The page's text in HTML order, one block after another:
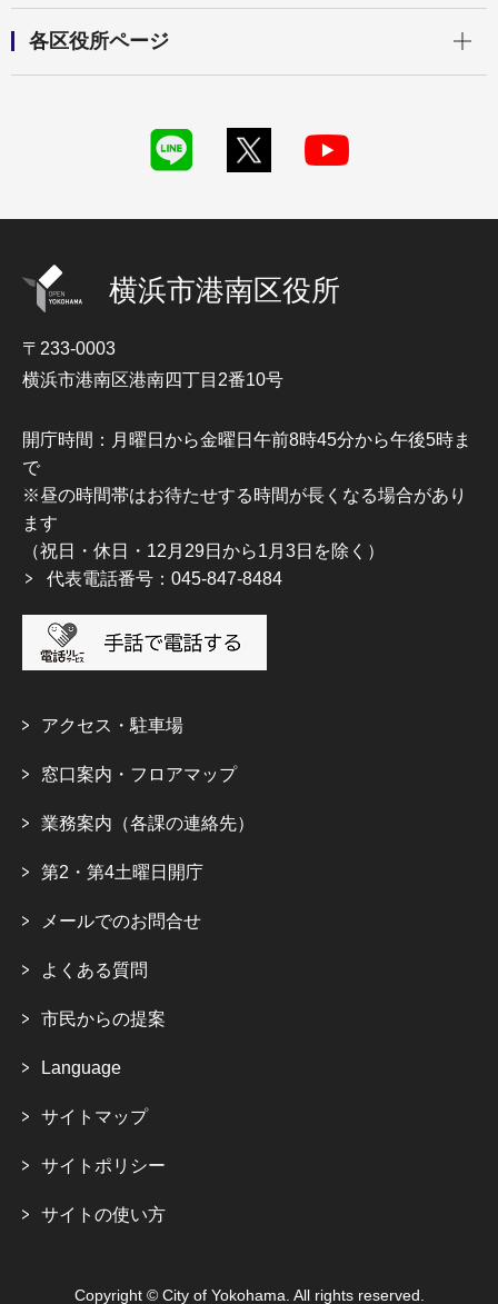
各区役所ページ
横浜市港南区役所
〒233-0003
横浜市港南区港南四丁目2番10号
開庁時間：月曜日から金曜日午前8時45分から午後5時ま
で
※昼の時間帯はお待たせする時間が長くなる場合があり
ます
（祝日・休日・12月29日から1月3日を除く）
代表電話番号：045-847-8484
アクセス・駐車場
窓口案内・フロアマップ
業務案内（各課の連絡先）
第2・第4土曜日開庁
メールでのお問合せ
よくある質問
市民からの提案
Language
サイトマップ
サイトポリシー
サイトの使い方
Copyright © City of Yokohama. All rights reserved.